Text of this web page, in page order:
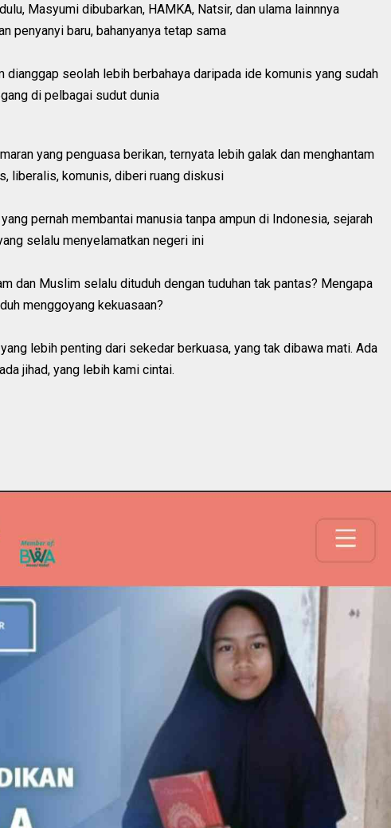
Masyumi dibubarkan, HAMKA, Natsir, dan ulama lainnnya
penyanyi baru, bahanyanya tetap sama
dianggap seolah lebih berbahaya daripada ide komunis yang sudah
di pelbagai sudut dunia
yang penguasa berikan, ternyata lebih galak dan menghantam
liberalis, komunis, diberi ruang diskusi
pernah membantai manusia tanpa ampun di Indonesia, sejarah
selalu menyelamatkan negeri ini
dan Muslim selalu dituduh dengan tuduhan tak pantas? Mengapa
menggoyang kekuasaan?
lebih penting dari sekedar berkuasa, yang tak dibawa mati. Ada
jihad, yang lebih kami cintai.